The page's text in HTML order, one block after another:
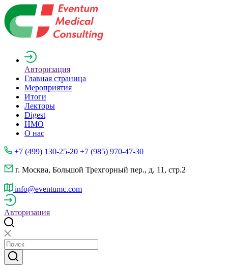
Авторизация
Главная страница
Мероприятия
Итоги
Лекторы
Digest
НМО
О нас
+7 (499) 130-25-20 +7 (985) 970-47-30
г. Москва, Большой Трехгорный пер., д. 11, стр.2
info@eventumc.com
Авторизация